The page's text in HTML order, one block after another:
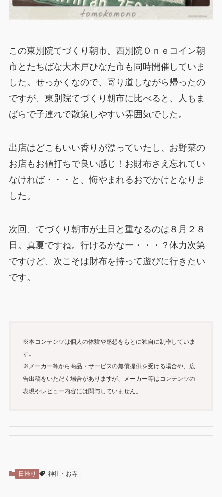
この東別院てづくり朝市。西別院Ｏｎｅコイン朝
市とたちばな大木戸ひなた市も同時開催していま
した。せっかくなので、寄り道しながら帰ったの
ですが、東別院てづくり朝市に比べると、人もま
ばらで子連れで散策しやすい雰囲気でした。
出店はどこもいい香りが漂っていたし、お野菜の
お店もお値打ちで良い感じ！お財布さえ忘れてい
なければ・・・と、悔やまれるおでかけとなりま
した。
次回、てづくり朝市が土日と重なるのは８月２８
日。真夏ですね。行けるかなー・・・？体力次第
ですけど、次こそは財布を持って遊びに行きたい
です。
※本コンテンツは個人の体験や感想をもとに独自に制作していま
す。
※メーカー等から商品・サービスの無償提供を受ける場合や、広
告出稿をいただく場合がありますが、メーカー等はコンテンツの
表現やレビュー内容には関与していません。
日帰り 神社・お寺